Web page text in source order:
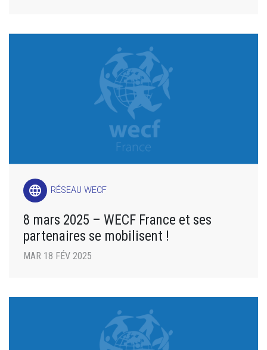
language RÉSEAU WECF
8 mars 2025 – WECF France et ses
partenaires se mobilisent !
MAR 18 FÉV 2025